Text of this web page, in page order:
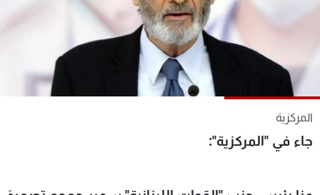
المركزية
جاء في "المركزية":
كأس العالم
البرامج
شاهد البرامج
الترددات
عن MTV
وظائف